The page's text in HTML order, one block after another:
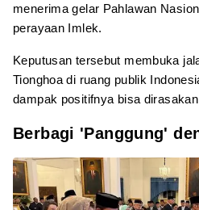
menerima gelar Pahlawan
perayaan Imlek.
Keputusan tersebut membuka
Tionghoa di ruang publik
dampak positifnya bisa
Berbagi 'Panggung'